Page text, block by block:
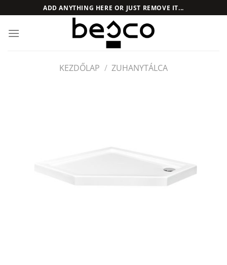
to
content
ADD ANYTHING HERE OR JUST REMOVE IT...
KEZDŐLAP / ZUHANYTÁLCA